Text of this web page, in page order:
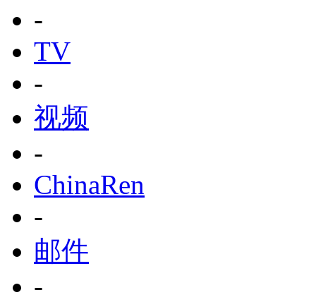
-
TV
-
视频
-
ChinaRen
-
邮件
-